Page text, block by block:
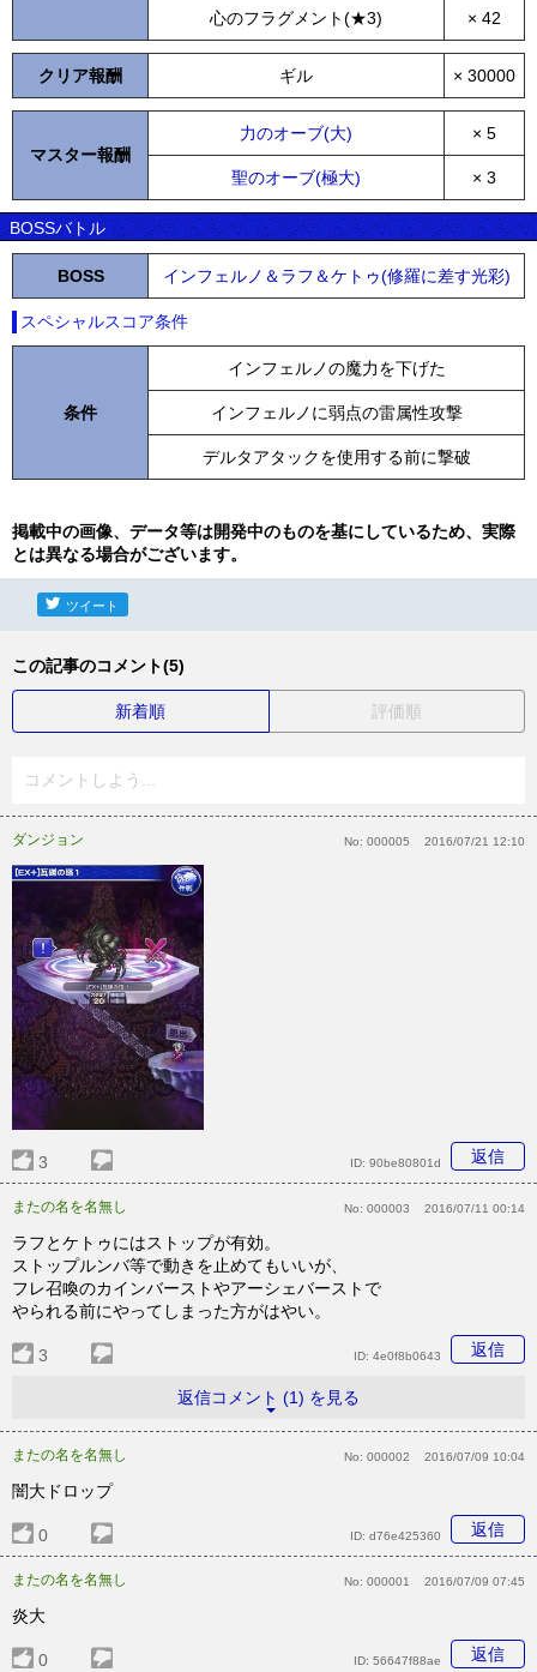
心のフラグメント(★3) × 42
クリア報酬 ギル × 30000
マスター報酬
力のオーブ(大) × 5
聖のオーブ(極大) × 3
BOSSバトル
BOSS インフェルノ＆ラフ＆ケトゥ(修羅に差す光彩)
スペシャルスコア条件
条件
インフェルノの魔力を下げた
インフェルノに弱点の雷属性攻撃
デルタアタックを使用する前に撃破
掲載中の画像、データ等は開発中のものを基にしているため、実際
とは異なる場合がございます。
ツイート
この記事のコメント(5)
新着順 評価順
コメントしよう...
ダンジョン No: 000005 2016/07/21 12:10
3 返信
ID: 90be80801d
またの名を名無し No: 000003 2016/07/11 00:14
ラフとケトゥにはストップが有効。
ストップルンバ等で動きを止めてもいいが、
フレ召喚のカインバーストやアーシェバーストで
やられる前にやってしまった方がはやい。
3 返信
ID: 4e0f8b0643
返信コメント (1) を見る
またの名を名無し No: 000002 2016/07/09 10:04
闇大ドロップ
0 返信
ID: d76e425360
またの名を名無し No: 000001 2016/07/09 07:45
炎大
0 返信
ID: 56647f88ae